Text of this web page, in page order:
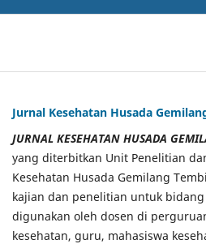
Jurnal Kesehatan Husada
JURNAL KESEHATAN HUSADA
yang diterbitkan Unit Penelitian
Kesehatan Husada Gemilang
kajian dan penelitian untuk
digunakan oleh dosen di
kesehatan, guru, mahasiswa